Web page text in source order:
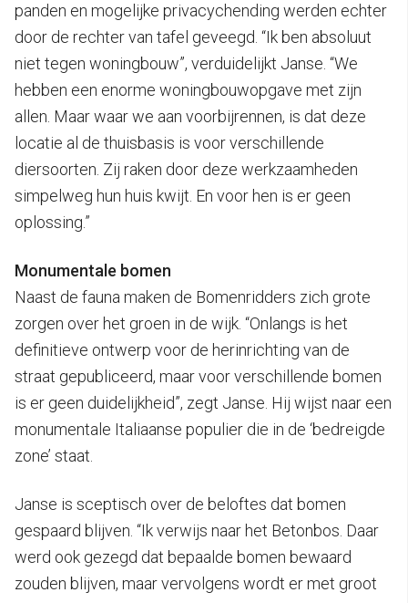
panden en mogelijke privacychending werden echter
door de rechter van tafel geveegd. “Ik ben absoluut
niet tegen woningbouw”, verduidelijkt Janse. “We
hebben een enorme woningbouwopgave met zijn
allen. Maar waar we aan voorbijrennen, is dat deze
locatie al de thuisbasis is voor verschillende
diersoorten. Zij raken door deze werkzaamheden
simpelweg hun huis kwijt. En voor hen is er geen
oplossing.”
Monumentale bomen
Naast de fauna maken de Bomenridders zich grote
zorgen over het groen in de wijk. “Onlangs is het
definitieve ontwerp voor de herinrichting van de
straat gepubliceerd, maar voor verschillende bomen
is er geen duidelijkheid”, zegt Janse. Hij wijst naar een
monumentale Italiaanse populier die in de ‘bedreigde
zone’ staat.
Janse is sceptisch over de beloftes dat bomen
gespaard blijven. “Ik verwijs naar het Betonbos. Daar
werd ook gezegd dat bepaalde bomen bewaard
zouden blijven, maar vervolgens wordt er met groot